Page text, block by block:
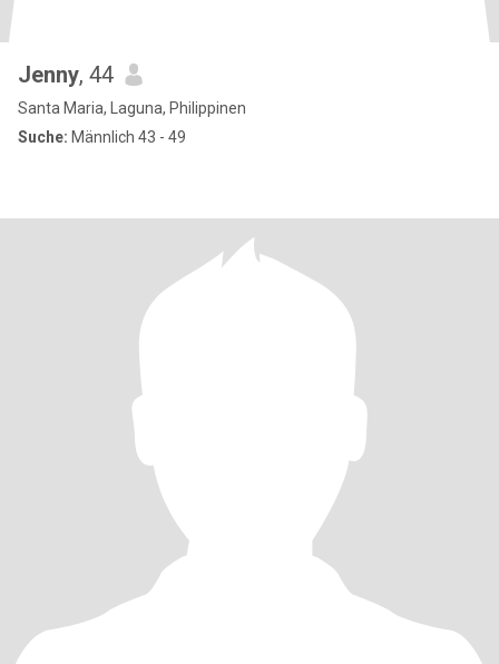
Jenny, 44
Santa Maria, Laguna, Philippinen
Suche: Männlich 43 - 49